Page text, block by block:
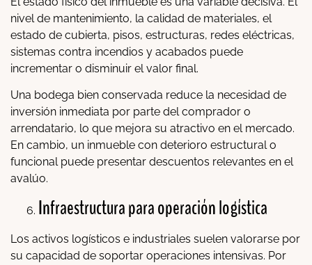
nivel de mantenimiento, la calidad de materiales, el
estado de cubierta, pisos, estructuras, redes eléctricas,
sistemas contra incendios y acabados puede
incrementar o disminuir el valor final.
Una bodega bien conservada reduce la necesidad de
inversión inmediata por parte del comprador o
arrendatario, lo que mejora su atractivo en el mercado.
En cambio, un inmueble con deterioro estructural o
funcional puede presentar descuentos relevantes en el
avalúo.
Infraestructura para operación logística
Los activos logísticos e industriales suelen valorarse por
su capacidad de soportar operaciones intensivas. Por